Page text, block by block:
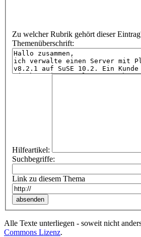
Zu welcher Rubrik gehört dieser
Themenüberschrift:
Hilfeartikel:
Suchbegriffe:
Link zu diesem Thema
Alle Texte unterliegen - soweit nicht
Commons Lizenz.